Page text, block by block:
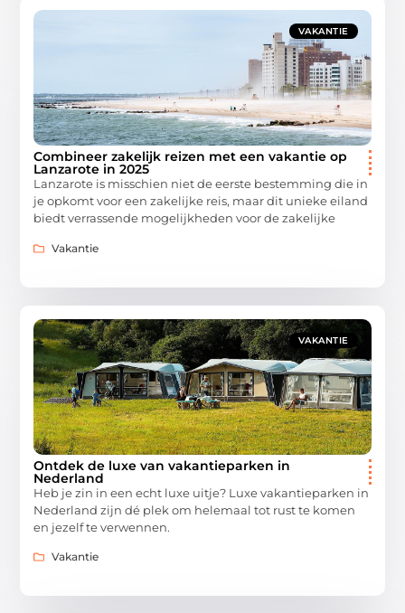
VAKANTIE
Combineer zakelijk reizen met een vakantie op
Lanzarote in 2025
Lanzarote is misschien niet de eerste bestemming die in
je opkomt voor een zakelijke reis, maar dit unieke eiland
biedt verrassende mogelijkheden voor de zakelijke
Vakantie
VAKANTIE
Ontdek de luxe van vakantieparken in
Nederland
Heb je zin in een echt luxe uitje? Luxe vakantieparken in
Nederland zijn dé plek om helemaal tot rust te komen
en jezelf te verwennen.
Vakantie